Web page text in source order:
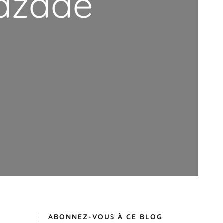
ABONNEZ-VOUS À CE BLOG